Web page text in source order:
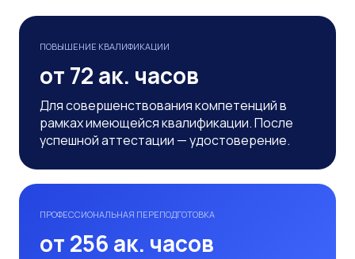
ПОВЫШЕНИЕ КВАЛИФИКАЦИИ
от 72 ак. часов
Для совершенствования компетенций в
рамках имеющейся квалификации. После
успешной аттестации — удостоверение.
ПРОФЕССИОНАЛЬНАЯ ПЕРЕПОДГОТОВКА
от 256 ак. часов